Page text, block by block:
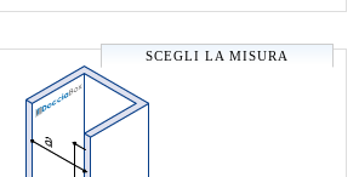
SCEGLI LA MISURA